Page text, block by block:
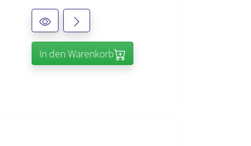
In den Warenkorb